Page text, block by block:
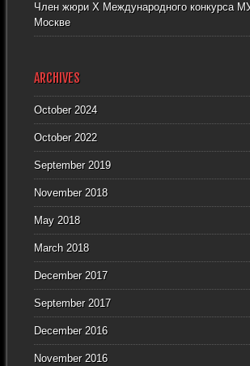
Член жюри X Международного конкурса
Москве
ARCHIVES
October 2024
October 2022
September 2019
November 2018
May 2018
March 2018
December 2017
September 2017
December 2016
November 2016